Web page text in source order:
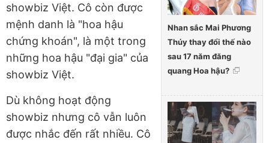
Nhan sắc Mai Phương
Thúy thay đổi thế nào
sau 17 năm đăng
quang Hoa hậu?
showbiz Việt. Cô còn được
mệnh danh là "hoa hậu
chứng khoán", là một trong
những hoa hậu "đại gia" của
showbiz Việt.
Dù không hoạt động
showbiz nhưng cô vẫn luôn
được nhắc đến rất nhiều. Cô